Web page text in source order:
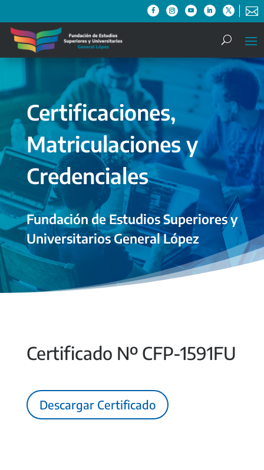

Certificaciones,
Matriculaciones y
Credenciales
Fundación de Estudios Superiores y
Universitarios General López
Certificado Nº CFP-1591FU
Descargar Certificado